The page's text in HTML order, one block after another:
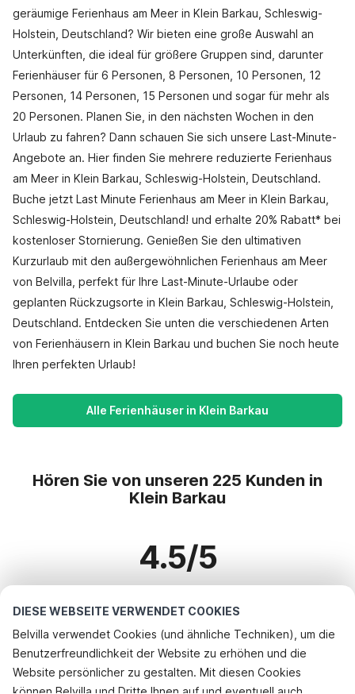
DIESE WEBSEITE VERWENDET COOKIES
Belvilla verwendet Cookies (und ähnliche Techniken), um die
Benutzerfreundlichkeit der Website zu erhöhen und die
Website persönlicher zu gestalten. Mit diesen Cookies
können Belvilla und Dritte Ihnen auf und eventuell auch
geräumige Ferienhaus am Meer in Klein Barkau, Schleswig-
Holstein, Deutschland? Wir bieten eine große Auswahl an
Unterkünften, die ideal für größere Gruppen sind, darunter
Ferienhäuser für 6 Personen, 8 Personen, 10 Personen, 12
Personen, 14 Personen, 15 Personen und sogar für mehr als
20 Personen. Planen Sie, in den nächsten Wochen in den
Urlaub zu fahren? Dann schauen Sie sich unsere Last-Minute-
Angebote an. Hier finden Sie mehrere reduzierte Ferienhaus
am Meer in Klein Barkau, Schleswig-Holstein, Deutschland.
Buche jetzt Last Minute Ferienhaus am Meer in Klein Barkau,
Schleswig-Holstein, Deutschland! und erhalte 20% Rabatt* bei
kostenloser Stornierung. Genießen Sie den ultimativen
Kurzurlaub mit den außergewöhnlichen Ferienhaus am Meer
von Belvilla, perfekt für Ihre Last-Minute-Urlaube oder
geplanten Rückzugsorte in Klein Barkau, Schleswig-Holstein,
Deutschland. Entdecken Sie unten die verschiedenen Arten
von Ferienhäusern in Klein Barkau und buchen Sie noch heute
Ihren perfekten Urlaub!
Alle Ferienhäuser in Klein Barkau
Hören Sie von unseren 225 Kunden in
Klein Barkau
4.5/5
Beliebteste Reiseziele für Urlaub